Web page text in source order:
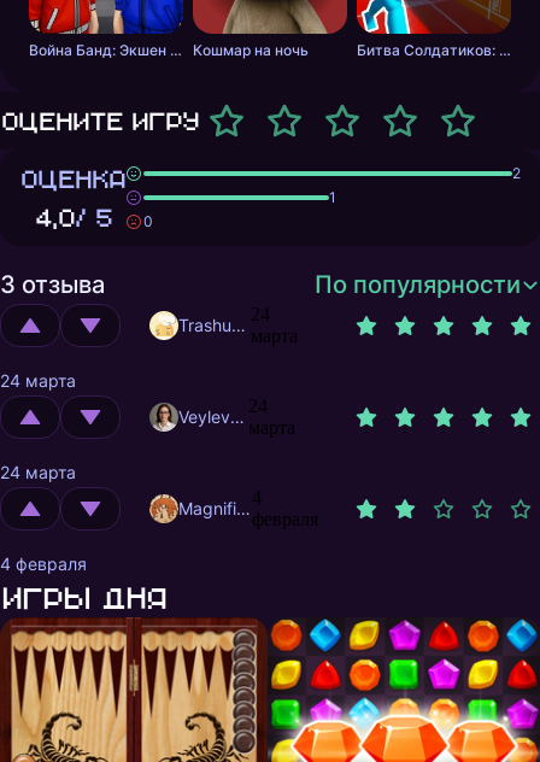
Война Банд: Экшен шутер Кошмар на ночь Битва Солдатиков: Красные против Синих
Оцените игру
ОЦЕНКА
4,0/ 5
2
1
0
3 отзыва По популярности
Trashuser
24
марта
24 марта
Veylevas
24
марта
24 марта
MagnificentMrFox
4
февраля
4 февраля
Игры дня